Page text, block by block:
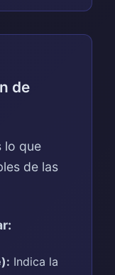
de
lo que
de las
Indica la